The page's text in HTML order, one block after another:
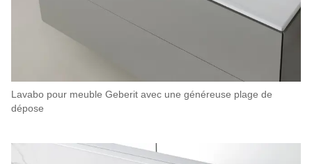
Lavabo pour meuble Geberit avec une généreuse plage de
dépose